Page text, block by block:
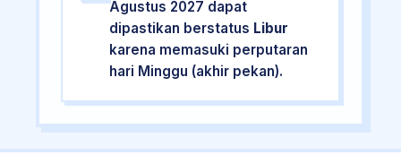
Agustus 2027 dapat
dipastikan berstatus Libur
karena memasuki perputaran
hari Minggu (akhir pekan).